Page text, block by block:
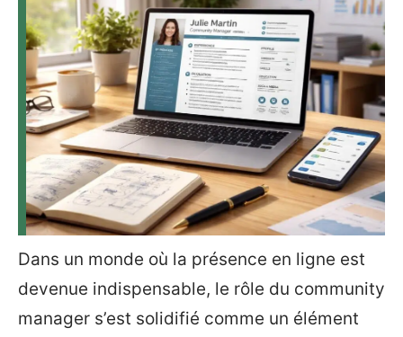
Dans un monde où la présence en ligne est
devenue indispensable, le rôle du community
manager s’est solidifié comme un élément